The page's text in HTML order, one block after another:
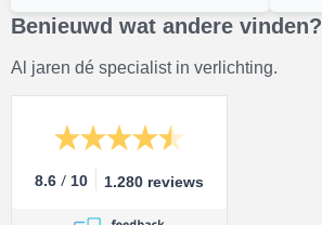
Benieuwd wat andere vinden?
Al jaren dé specialist in verlichting.
8.6 / 10 1.280 reviews